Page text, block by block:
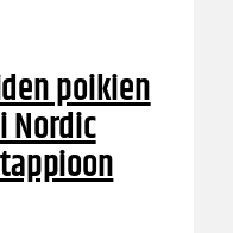
poikien